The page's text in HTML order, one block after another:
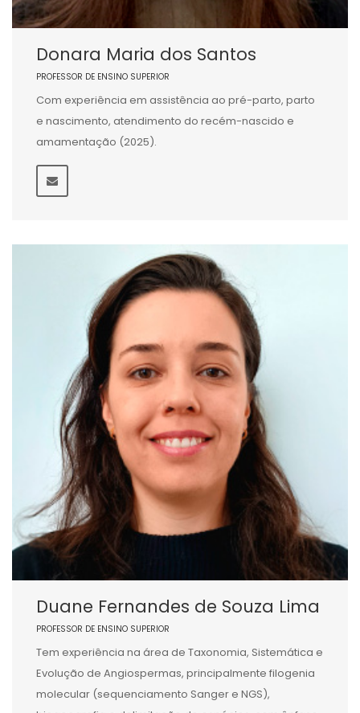
Donara Maria dos Santos
PROFESSOR DE ENSINO SUPERIOR
Com experiência em assistência ao pré-parto, parto
e nascimento, atendimento do recém-nascido e
amamentação (2025).
Duane Fernandes de Souza Lima
PROFESSOR DE ENSINO SUPERIOR
Tem experiência na área de Taxonomia, Sistemática e
Evolução de Angiospermas, principalmente filogenia
molecular (sequenciamento Sanger e NGS),